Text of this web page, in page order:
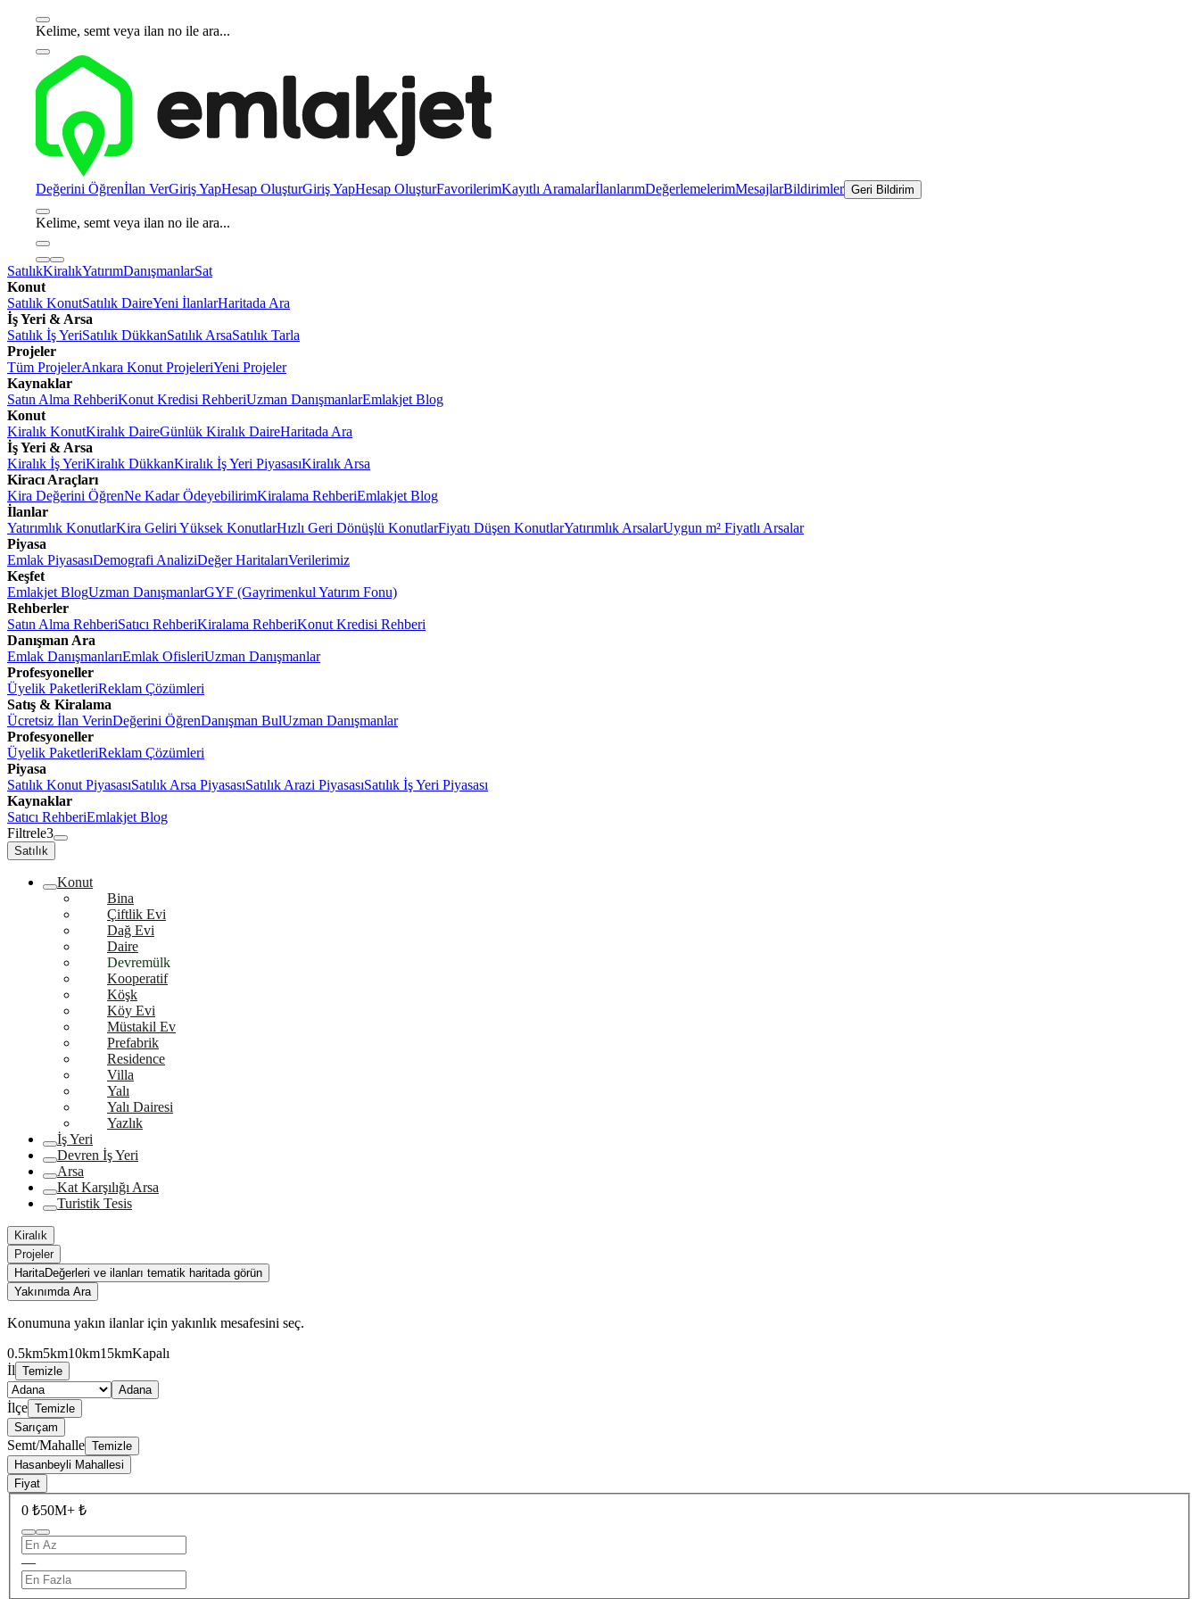
Kelime, semt veya ilan no ile ara...
Değerini Öğrenİlan VerGiriş YapHesap OluşturGiriş YapHesap OluşturFavorilerimKayıtlı AramalarİlanlarımDeğerlemelerimMesajlarBildirimler Geri Bildirim
Kelime, semt veya ilan no ile ara...
SatılıkKiralıkYatırımDanışmanlarSat
Konut
Satılık KonutSatılık DaireYeni İlanlarHaritada Ara
İş Yeri & Arsa
Satılık İş YeriSatılık DükkanSatılık ArsaSatılık Tarla
Projeler
Tüm ProjelerAnkara Konut ProjeleriYeni Projeler
Kaynaklar
Satın Alma RehberiKonut Kredisi RehberiUzman DanışmanlarEmlakjet Blog
Konut
Kiralık KonutKiralık DaireGünlük Kiralık DaireHaritada Ara
İş Yeri & Arsa
Kiralık İş YeriKiralık DükkanKiralık İş Yeri PiyasasıKiralık Arsa
Kiracı Araçları
Kira Değerini ÖğrenNe Kadar ÖdeyebilirimKiralama RehberiEmlakjet Blog
İlanlar
Yatırımlık KonutlarKira Geliri Yüksek KonutlarHızlı Geri Dönüşlü KonutlarFiyatı Düşen KonutlarYatırımlık ArsalarUygun m² Fiyatlı Arsalar
Piyasa
Emlak PiyasasıDemografi AnaliziDeğer HaritalarıVerilerimiz
Keşfet
Emlakjet BlogUzman DanışmanlarGYF (Gayrimenkul Yatırım Fonu)
Rehberler
Satın Alma RehberiSatıcı RehberiKiralama RehberiKonut Kredisi Rehberi
Danışman Ara
Emlak DanışmanlarıEmlak OfisleriUzman Danışmanlar
Profesyoneller
Üyelik PaketleriReklam Çözümleri
Satış & Kiralama
Ücretsiz İlan VerinDeğerini ÖğrenDanışman BulUzman Danışmanlar
Profesyoneller
Üyelik PaketleriReklam Çözümleri
Piyasa
Satılık Konut PiyasasıSatılık Arsa PiyasasıSatılık Arazi PiyasasıSatılık İş Yeri Piyasası
Kaynaklar
Satıcı RehberiEmlakjet Blog
Filtrele3
Satılık
Konut
Bina
Çiftlik Evi
Dağ Evi
Daire
Devremülk
Kooperatif
Köşk
Köy Evi
Müstakil Ev
Prefabrik
Residence
Villa
Yalı
Yalı Dairesi
Yazlık
İş Yeri
Devren İş Yeri
Arsa
Kat Karşılığı Arsa
Turistik Tesis
Kiralık
Projeler
HaritaDeğerleri ve ilanları tematik haritada görün
Yakınımda Ara
Konumuna yakın ilanlar için yakınlık mesafesini seç.
0.5km5km10km15kmKapalı
İl Temizle
Adana
İlçe Temizle
Sarıçam
Semt/Mahalle Temizle
Hasanbeyli Mahallesi
Fiyat
0 ₺50M+ ₺
—